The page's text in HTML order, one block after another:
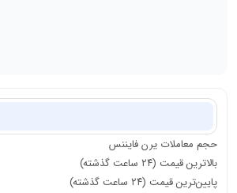
حجم معاملات یرن فایننس
بالاترین قیمت (۲۴ ساعت گذشته)
پایین‌ترین قیمت (۲۴ ساعت گذشته)